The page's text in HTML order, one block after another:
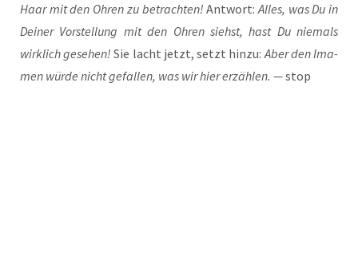
Haar mit den Ohren zu betrach­ten! Ant­wort:Alles, was Du in
Dei­ner Vor­stel­lung mit den Ohren siehst, hast Du nie­mals
wirk­lich gese­hen! Sie lacht jetzt, setzt hin­zu:Aber den Ima­
men wür­de nicht gefal­len, was wir hier erzäh­len. —stop